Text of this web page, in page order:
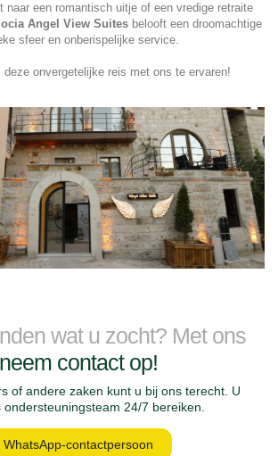
naar een romantisch uitje of een vredige retraite
Angel View Suites belooft een droomachtige
sfeer en onberispelijke service.
onvergetelijke reis met ons te ervaren!
wat u zocht? Met ons
neem contact op!
of andere zaken kunt u bij ons terecht. U
ondersteuningsteam 24/7 bereiken.
WhatsApp-contactpersoon